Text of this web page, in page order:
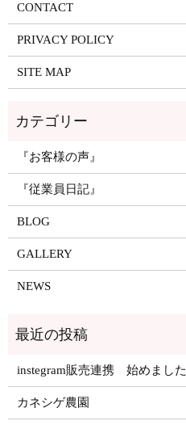
CONTACT
PRIVACY POLICY
SITE MAP
『お客様の声』
『従業員日記』
BLOG
GALLERY
NEWS
instegram販売連携 始めました
カネシゲ農園